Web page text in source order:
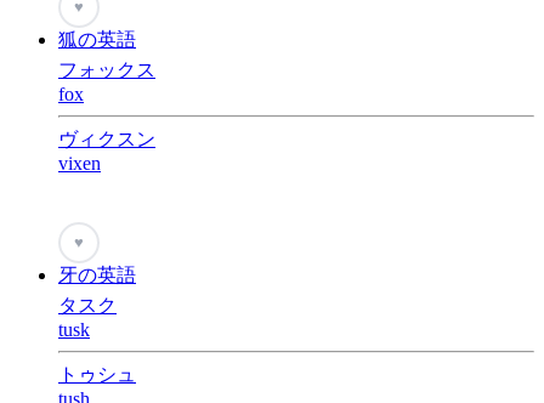
♥
狐の英語
フォックス
fox
ヴィクスン
vixen
♥
牙の英語
タスク
tusk
トゥシュ
tush